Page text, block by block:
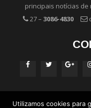
principais notícias
27 – 3086-4830
Utilizamos cookies para